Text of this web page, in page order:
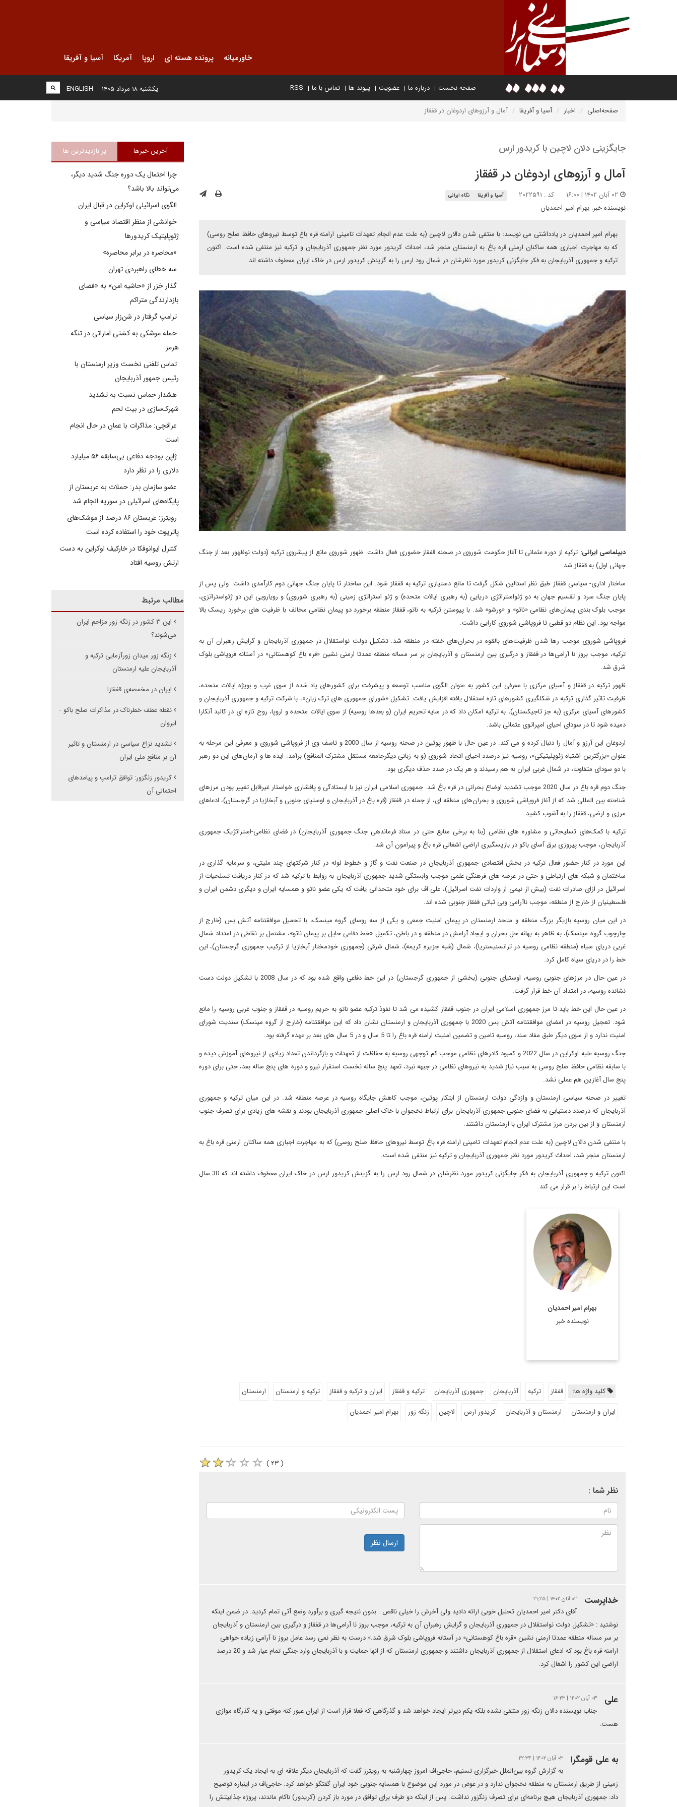
خاورمیانه پرونده هسته ای اروپا آمریکا آسیا و آفریقا
صفحه نخست درباره ما عضویت پیوند ها تماس با ما RSS
ENGLISH یکشنبه ۱۸ مرداد ۱۴۰۵
صفحه‌اصلی اخبار آسیا و آفریقا آمال و آرزوهای اردوغان در قفقاز
جایگزینی دلان لاچین با کریدور ارس
آمال و آرزوهای اردوغان در قفقاز
کد : ۲۰۲۲۵۹۱ آسیا و آفریقا نگاه ایرانی
نویسنده خبر: بهرام امیر احمدیان
بهرام امیر احمدیان در یادداشتی می نویسد: با منتفی شدن دالان لاچین (به علت عدم انجام تعهدات تامینی ارامنه قره باغ توسط نیروهای حافظ صلح روسی)
که به مهاجرت اجباری همه ساکنان ارمنی قره باغ به ارمنستان منجر شد، احداث کریدور مورد نظر جمهوری آذربایجان و ترکیه نیز منتفی شده است. اکنون
ترکیه و جمهوری آذربایجان به فکر جایگزنی کریدور مورد نظرشان در شمال رود ارس را به گزینش کریدور ارس در خاک ایران معطوف داشته اند
دیپلماسی ایرانی: ترکیه از دوره عثمانی تا آغاز حکومت شوروی در صحنه قفقاز حضوری فعال داشت. ظهور شوروی مانع از پیشروی ترکیه (دولت نوظهور بعد از جنگ
جهانی اول) به قفقاز شد.
ساختار اداری- سیاسی قفقاز طبق نظر استالین شکل گرفت تا مانع دستیازی ترکیه به قفقاز شود. این ساختار تا پایان جنگ جهانی دوم کارآمدی داشت. ولی پس از
پایان جنگ سرد و تقسیم جهان به دو ژئواستراتژی دریایی (به رهبری ایالات متحده) و ژئو استراتژی زمینی (به رهبری شوروی) و رویارویی این دو ژئواستراتزی،
موجب بلوک بندی پیمان‌های نظامی «ناتو» و «ورشو» شد. با پیوستن ترکیه به ناتو، قفقاز منطقه برخورد دو پیمان نظامی مخالف با ظرفیت های برخورد ریسک بالا
مواجه بود. این نظام دو قطبی تا فروپاشی شوروی کارایی داشت.
فروپاشی شوروی موجب رها شدن ظرفیت‌های بالقوه در بحران‌های خفته در منطقه شد. تشکیل دولت نواستقلال در جمهوری آذربایجان و گرایش رهبران آن به
ترکیه، موجب بروز نا آرامی‌ها در قفقاز و درگیری بین ارمنستان و آذربایجان بر سر مساله منطقه عمدتا ارمنی نشین «قره باغ کوهستانی» در آستانه فروپاشی بلوک
شرق شد.
ظهور ترکیه در قفقاز و آسیای مرکزی با معرفی این کشور به عنوان الگوی مناسب توسعه و پیشرفت برای کشورهای یاد شده از سوی غرب و بویژه ایالات متحده،
ظرفیت تاثیر گذاری ترکیه در شکلگیری کشورهای تازه استقلال یافته افزایش یافت. تشکیل «شورای جمهوری های ترک زبان»، با شرکت ترکیه و جمهوری آذربایجان و
کشورهای آسیای مرکزی (به جز تاجیکستان)، به ترکیه امکان داد که در سایه تحریم ایران (و بعدها روسیه) از سوی ایالات متحده و اروپا، روح تازه ای در کالبد آنکارا
دمیده شود تا در سودای احیای امپراتوی عثمانی باشد.
اردوغان این آرزو و آمال را دنبال کرده و می کند. در عین حال با ظهور پوتین در صحنه روسیه از سال 2000 و تاسف وی از فروپاشی شوروی و معرفی این مرحله به
عنوان «بزرگترین اشتباه ژئوپلیتیکی»، روسیه نیز درصدد احیای اتحاد شوروی (و به زبانی دیگرجامعه مستقل مشترک المنافع) برآمد. ایده ها و آرمان‌های این دو رهبر
با دو سودای متفاوت، در شمال غربی ایران به هم رسیدند و هر یک در صدد حذف دیگری بود.
جنگ دوم قره باغ در سال 2020 موجب تشدید اوضاع بحرانی در قره باغ شد. جمهوری اسلامی ایران نیز با ایستادگی و پافشاری خواستار غیرقابل تغییر بودن مرزهای
شناحته بین المللی شد که از آغاز فروپاشی شوروی و بحران‌های منطقه ای، از جمله در قفقاز (قره باغ در آذربایجان و اوستیای جنوبی و آبخازیا در گرجستان)، ادعاهای
مرزی و ارضی، قفقاز را به آشوب کشید.
ترکیه با کمک‌های تسلیحاتی و مشاوره های نظامی (بنا به برخی منابع حتی در ستاد فرماندهی جنگ جمهوری آذربایجان) در فضای نظامی-استراتژیک جمهوری
آذربایجان، موجب پیروزی برق آسای باکو در بازپسگیری اراضی اشغالی قره باغ و پیرامون آن شد.
این مورد در کنار حضور فعال ترکیه در بخش اقتصادی جمهوری آذربایجان در صنعت نفت و گاز و خطوط لوله در کنار شرکتهای چند ملیتی، و سرمایه گذاری در
ساختمان و شبکه های ارتباطی و حتی در عرصه های فرهنگی-علمی موجب وابستگی شدید جمهوری آذربایجان به روابط با ترکیه شد که در کنار دریافت تسلحیات از
اسرائیل در ازای صادرات نفت (بیش از نیمی از واردات نفت اسرائیل)، علی اف برای خود متحدانی یافت که یکی عضو ناتو و همسایه ایران و دیگری دشمن ایران و
فلسطینیان از خارج از منطقه، موجب ناآرامی وبی ثباتی قفقاز جنوبی شده اند.
در این میان روسیه بازیگر بزرگ منطقه و متحد ارمنستان در پیمان امنیت جمعی و یکی از سه روسای گروه مینسک، با تحمیل موافقتنامه آتش بس (خارج از
چارچوب گروه مینسک)، به ظاهر به بهانه حل بحران و ایجاد آرامش در منطقه و در باطن، تکمیل «خط دفاعی حایل بر پیمان ناتو»، مشتمل بر نقاطی در امتداد شمال
غربی دریای سیاه (منطقه نظامی روسیه در ترانسنیستریا)، شمال (شبه جزیره کریمه)، شمال شرقی (جمهوری خودمختار آبخازیا از ترکیب جمهوری گرجستان)، این
خط را در دریای سیاه کامل کرد.
در عین حال در مرزهای جنوبی روسیه، اوستیای جنوبی (بخشی از جمهوری گرجستان) در این خط دفاعی واقع شده بود که در سال 2008 با تشکیل دولت دست
نشانده روسیه، در امتداد آن خط قرار گرفت.
در عین حال این خط باید تا مرز جمهوری اسلامی ایران در جنوب قفقاز کشیده می شد تا نفوذ ترکیه عضو ناتو به حریم روسیه در قفقاز و جنوب غربی روسیه را مانع
شود. تعجیل روسیه در امضای موافقتنامه آتش بس 2020 با جمهوری آذربایجان و ارمنستان نشان داد که این موافقتنامه (خارج از گروه مینسک) سندیت شورای
امنیت ندارد و از سوی دیگر طبق مفاد سند، روسیه تامین و تضمین امنیت ارامنه قره باغ را تا 5 سال و در 5 سال های بعد بر عهده گرفته بود.
جنگ روسیه علیه اوکراین در سال 2022 و کمبود کادرهای نظامی موجب کم توجهی روسیه به حفاظت از تعهدات و بازگرداندن تعداد زیادی از نیروهای آموزش دیده و
با سابقه نظامی حافظ صلح روسی به سبب نیاز شدید به نیروهای نظامی در جبهه نبرد، تعهد پنج ساله نخست استقرار نیرو و دوره های پنج ساله بعد، حتی برای دوره
پنج سال آغازین هم عملی نشد.
تغییر در صحنه سیاسی ارمنستان و وازدگی دولت ارمنستان از ابتکار پوتین، موجب کاهش جایگاه روسیه در عرصه منطقه شد. در این میان ترکیه و جمهوری
آذربایجان که درصدد دستیابی به فضای جنوبی جمهوری آذربایجان برای ارتباط نخجوان با خاک اصلی جمهوری آذربایجان بودند و نقشه های زیادی برای تصرف جنوب
ارمنستان و از بین بردن مرز مشترک ایران با ارمنستان داشتند.
با منتفی شدن دالان لاچین (به علت عدم انجام تعهدات تامینی ارامنه قره باغ توسط نیروهای حافظ صلح روسی) که به مهاجرت اجباری همه ساکنان ارمنی قره باغ به
ارمنستان منجر شد، احداث کریدور مورد نظر جمهوری آذربایجان و ترکیه نیز منتفی شده است.
اکنون ترکیه و جمهوری آذربایجان به فکر جایگزنی کریدور مورد نظرشان در شمال رود ارس را به گزینش کریدور ارس در خاک ایران معطوف داشته اند که 30 سال
است این ارتباط را بر قرار می کند.
بهرام امیر احمدیان
نویسنده خبر
استادیار جغرافیای سیاسی،
دانشکده مطالعات جهان
دانشگاه تهران
اطلاعات بیشتر
کلید واژه ها: قفقاز ترکیه آذربایجان جمهوری آذربایجان ترکیه و قفقاز ایران و ترکیه و قفقاز ترکیه و ارمنستان
ارمنستان
ایران و ارمنستان
ارمنستان و آذربایجان کریدور ارس لاچین زنگه زور بهرام امیر احمدیان
( ۲۳ )
نظر شما :
ارسال نظر
خداپرست ۰۲ آبان ۱۴۰۲ | ۲۱:۲۵
آقای دکتر امیر احمدیان تحلیل خوبی ارائه دادید ولی آخرش را خیلی ناقص . بدون نتیجه گیری و برآورد وضع آتی تمام کردید. در ضمن اینکه
نوشتید : «تشکیل دولت نواستقلال در جمهوری آذربایجان و گرایش رهبران آن به ترکیه، موجب بروز نا آرامی‌ها در قفقاز و درگیری بین ارمنستان و آذربایجان
بر سر مساله منطقه عمدتا ارمنی نشین «قره باغ کوهستانی» در آستانه فروپاشی بلوک شرق شد.» درست به نظر نمی رسد عامل بروز نا آرامی زیاده خواهی
ارامنه قره باغ بود که ادعای استقلال از جمهوری آذربایجان داشتند و جمهوری ارمنستان که از انها حمایت و با آذربایجان وارد جنگی تمام عیار شد و 20 درصد
اراضی این کشور را اشغال کرد.
علی ۰۳ آبان ۱۴۰۲ | ۱۶:۲۳
جناب نویسنده دالان زنگه زور منتفی نشده بلکه یکم دیرتر ایجاد خواهد شد و گذرگاهی که فعلا قرار است از ایران عبور کنه موقتی و یه گذرگاه موازی
هست.
به علی قومگرا ۰۳ آبان ۱۴۰۲ | ۲۲:۳۴
به گزارش گروه بین‌الملل خبرگزاری تسنیم، حاجی‌اف امروز چهارشنبه به رویترز گفت که آذربایجان دیگر علاقه ای به ایجاد یک کریدور
زمینی از طریق ارمنستان به منطقه نخجوان ندارد و در عوض در مورد این موضوع با همسایه جنوبی خود ایران گفتگو خواهد کرد. حاجی‌اف در اینباره توضیح
داد: جمهوری آذربایجان هیچ برنامه‌ای برای تصرف زنگزور نداشت. پس از اینکه دو طرف برای توافق در مورد باز کردن (کریدور) ناکام ماندند، پروژه جذابیتش را
آخرین خبرها پر بازدیدترین ها
چرا احتمال یک دوره جنگ شدید دیگر،
می‌تواند بالا باشد؟
الگوی اسرائیلی اوکراین در قبال ایران
خوانشی از منظر اقتصاد سیاسی و
ژئوپلیتیک کریدورها
«محاصره در برابر محاصره»
سه خطای راهبردی تهران
گذار خزر از «حاشیه امن» به «فضای
بازدارندگی متراکم
ترامپ گرفتار در شن‌زار سیاسی
حمله موشکی به کشتی اماراتی در تنگه
هرمز
تماس تلفنی نخست وزیر ارمنستان با
رئیس جمهور آذربایجان
هشدار حماس نسبت به تشدید
شهرک‌سازی در بیت‌ لحم
عراقچی: مذاکرات با عمان در حال انجام
است
ژاپن بودجه دفاعی بی‌سابقه ۵۶ میلیارد
دلاری را در نظر دارد
عضو سازمان بدر: حملات به عربستان از
پایگاه‌های اسرائیلی در سوریه انجام شد
رویترز: عربستان ۸۶ درصد از موشک‌های
پاتریوت خود را استفاده کرده است
کنترل ایوانوفکا در خارکیف اوکراین به دست
ارتش روسیه افتاد
مطالب مرتبط
این ۳ کشور در زنگه زور مزاحم ایران
می‌شوند؟
زنگه زور میدان زورآزمایی ترکیه و
آذربایجان علیه ارمنستان
ایران در مخمصەی قفقاز!
نقطه عطف خطرناک در مذاکرات صلح باکو -
ایروان
تشدید نزاع سیاسی در ارمنستان و تاثیر
آن بر منافع ملی ایران
کریدور زنگزور: توافق ترامپ و پیامدهای
احتمالی آن